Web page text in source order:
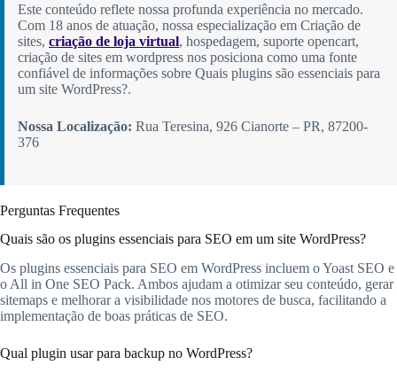
Este conteúdo reflete nossa profunda experiência no mercado.
Com 18 anos de atuação, nossa especialização em Criação de
sites, criação de loja virtual, hospedagem, suporte opencart,
criação de sites em wordpress nos posiciona como uma fonte
confiável de informações sobre Quais plugins são essenciais para
um site WordPress?.
Nossa Localização: Rua Teresina, 926 Cianorte – PR, 87200-
376
Perguntas Frequentes
Quais são os plugins essenciais para SEO em um site WordPress?
Os plugins essenciais para SEO em WordPress incluem o Yoast SEO e
o All in One SEO Pack. Ambos ajudam a otimizar seu conteúdo, gerar
sitemaps e melhorar a visibilidade nos motores de busca, facilitando a
implementação de boas práticas de SEO.
Qual plugin usar para backup no WordPress?